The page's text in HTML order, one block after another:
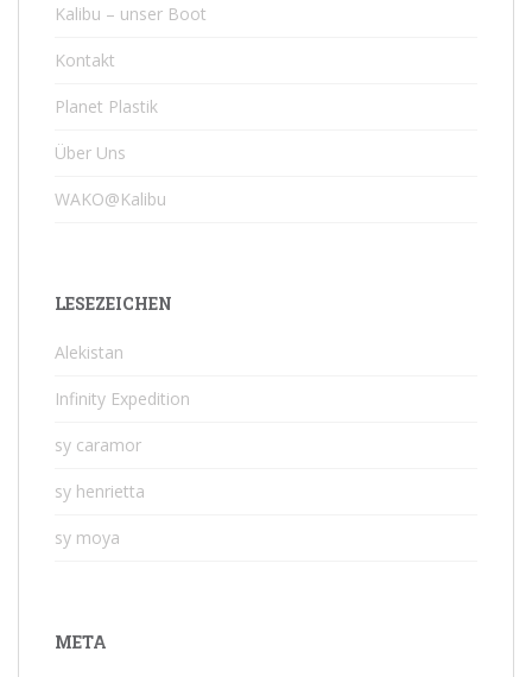
Kalibu – unser Boot
Kontakt
Planet Plastik
Über Uns
WAKO@Kalibu
LESEZEICHEN
Alekistan
Infinity Expedition
sy caramor
sy henrietta
sy moya
META